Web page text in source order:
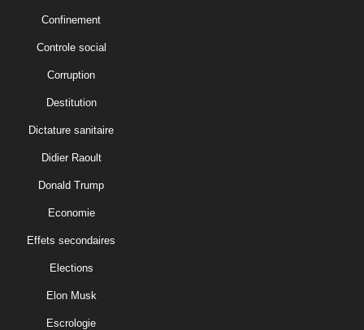
Confinement
Controle social
Corruption
Destitution
Dictature sanitaire
Didier Raoult
Donald Trump
Economie
Effets secondaires
Elections
Elon Musk
Escrologie